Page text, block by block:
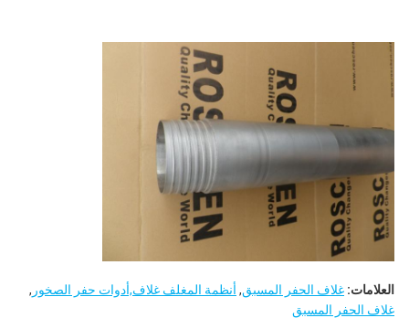
العلامات: غلاف الحفر المسبق, أنظمة المغلف غلاف,أدوات حفر الصخور ,
غلاف الحفر المسبق